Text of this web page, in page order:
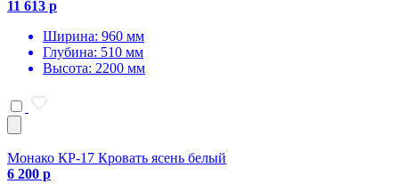
11 613 р
Ширина: 960 мм
Глубина: 510 мм
Высота: 2200 мм
Монако КР-17 Кровать ясень белый
6 200 р